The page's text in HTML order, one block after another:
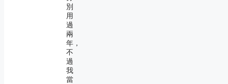
別
用
過
兩
年，
不
過
我
當